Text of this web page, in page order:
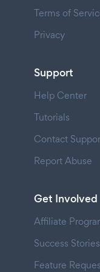
Terms of
Privacy
Support
Help Center
Tutorials
Contact
Report Abuse
Get Involved
Affiliate
Success Stories
Feature